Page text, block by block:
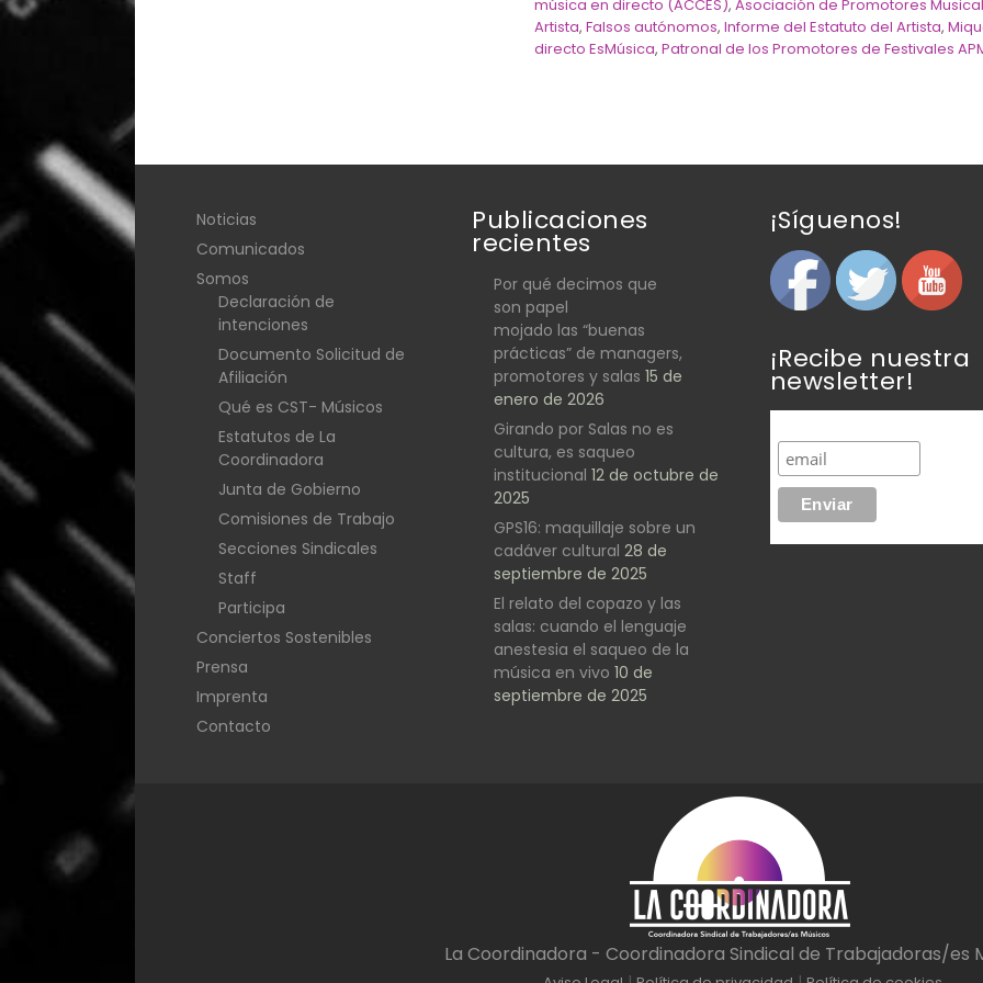
música en directo (ACCES),Asociación de Promotores
Artista,Falsos autónomos,Informe del Estatuto del Artista,
directo EsMúsica,Patronal de los Promotores de Festivales
Noticias
Comunicados
Somos
Declaración de
intenciones
Documento Solicitud de
Afiliación
Qué es CST- Músicos
Estatutos de La
Coordinadora
Junta de Gobierno
Comisiones de Trabajo
Secciones Sindicales
Staff
Participa
Conciertos Sostenibles
Prensa
Imprenta
Contacto
Publicaciones
recientes
Por qué decimos que
son papel
mojado las “buenas
prácticas” de managers,
promotores y salas 15 de
enero de 2026
Girando por Salas no es
cultura, es saqueo
institucional 12 de octubre de
2025
GPS16: maquillaje sobre un
cadáver cultural 28 de
septiembre de 2025
El relato del copazo y las
salas: cuando el lenguaje
anestesia el saqueo de la
música en vivo 10 de
septiembre de 2025
¡Síguenos!
¡Recibe nuestra
newsletter!
La Coordinadora - Coordinadora Sindical de Trabajadoras/es